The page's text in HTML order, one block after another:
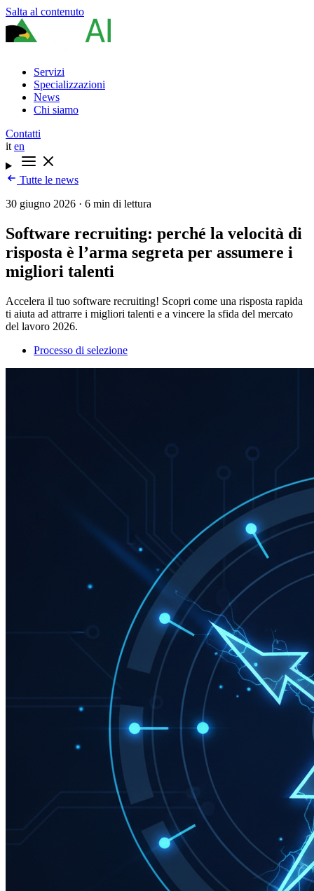
Salta al contenuto
Servizi
Specializzazioni
News
Chi siamo
Contatti
it en
Tutte le news
30 giugno 2026 · 6 min di lettura
Software recruiting: perché la velocità di
risposta è l’arma segreta per assumere i
migliori talenti
Accelera il tuo software recruiting! Scopri come una risposta rapida
ti aiuta ad attrarre i migliori talenti e a vincere la sfida del mercato
del lavoro 2026.
Processo di selezione